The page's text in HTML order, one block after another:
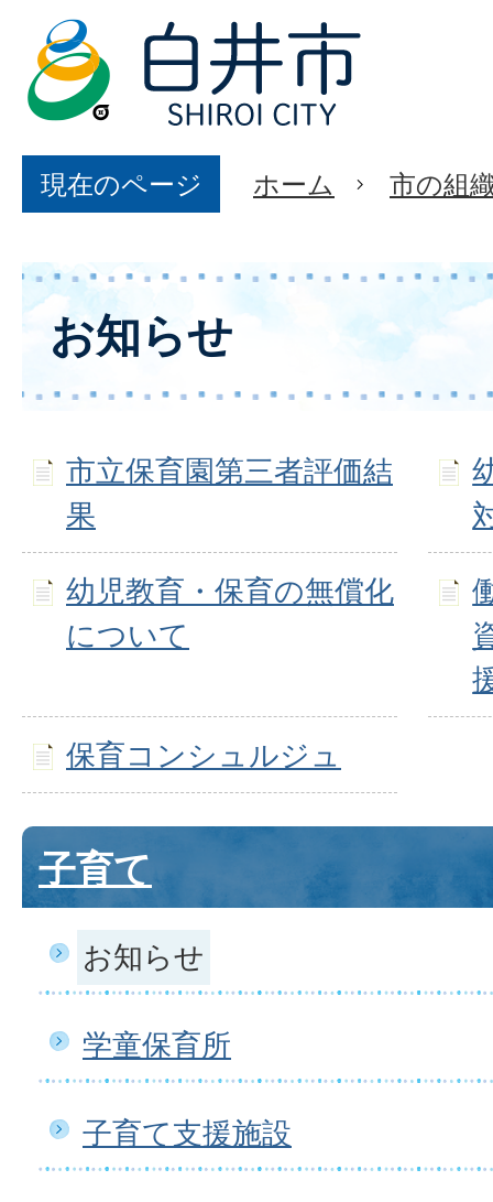
現在のページ ホーム 市の組
お知らせ
市立保育園第三者評価結
果
幼児教育・保育の無償化
について
保育コンシュルジュ
子育て
お知らせ
学童保育所
子育て支援施設